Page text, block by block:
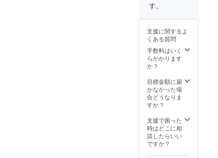
望のお
を、備
考欄に
ご記入
くださ
い。掲
望しな
い場合
は記入
の必要
せ
ん。）
※寄付金
控除用
す。
支援に関するよ
くある質問
手数料はいく
らかかります
か？
目標金額に届
かなかった場
合どうなりま
すか？
支援で困った
時はどこに相
談したらいい
ですか？